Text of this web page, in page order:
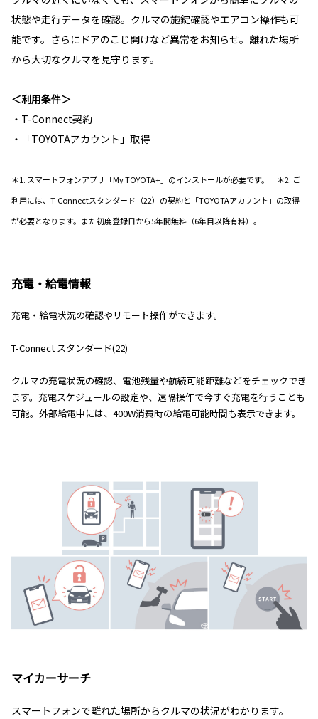
状態や走行データを確認。クルマの施錠確認やエアコン操作も可
能です。さらにドアのこじ開けなど異常をお知らせ。離れた場所
から大切なクルマを見守ります。
＜利用条件＞
・T-Connect契約
・「TOYOTAアカウント」取得
＊1. スマートフォンアプリ「My TOYOTA+」のインストールが必要です。 ＊2. ご
利用には、T-Connectスタンダード（22）の契約と「TOYOTAアカウント」の取得
が必要となります。また初度登録日から5年間無料（6年目以降有料）。
充電・給電情報
充電・給電状況の確認やリモート操作ができます。
T-Connect スタンダード(22)
クルマの充電状況の確認、電池残量や航続可能距離などをチェックでき
ます。充電スケジュールの設定や、遠隔操作で今すぐ充電を行うことも
可能。外部給電中には、400W消費時の給電可能時間も表示できます。
マイカーサーチ
スマートフォンで離れた場所からクルマの状況がわかります。